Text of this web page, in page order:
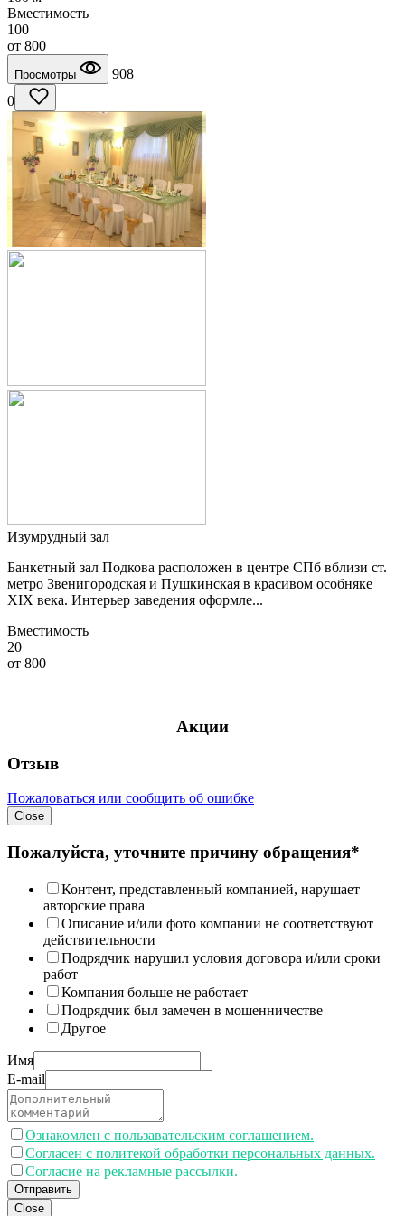
Вместимость
100
от 800
Просмотры
908
0
Изумрудный зал
Банкетный зал Подкова расположен в центре СПб вблизи ст.
метро Звенигородская и Пушкинская в красивом особняке
XIX века. Интерьер заведения оформле...
Вместимость
20
от 800
Акции
Отзыв
Пожаловаться или сообщить об ошибке
Close
Пожалуйста, уточните причину обращения*
Контент, представленный компанией, нарушает
авторские права
Описание и/или фото компании не соответствуют
действительности
Подрядчик нарушил условия договора и/или сроки
работ
Компания больше не работает
Подрядчик был замечен в мошенничестве
Другое
Имя
E-mail
Ознакомлен с пользавательским соглашением.
Согласен с политекой обработки персональных данных.
Согласие на рекламные рассылки.
Отправить
Close